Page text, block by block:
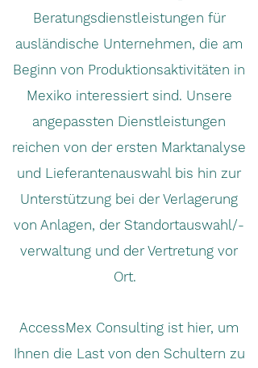
Beratungsdienstleistungen für
ausländische Unternehmen, die am
Beginn von Produktionsaktivitäten in
Mexiko interessiert sind. Unsere
angepassten Dienstleistungen
reichen von der ersten Marktanalyse
und Lieferantenauswahl bis hin zur
Unterstützung bei der Verlagerung
von Anlagen, der Standortauswahl/-
verwaltung und der Vertretung vor
Ort.
AccessMex Consulting ist hier, um
Ihnen die Last von den Schultern zu